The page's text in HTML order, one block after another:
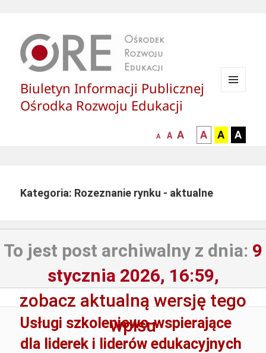
Biuletyn Informacji Publicznej
Ośrodka Rozwoju Edukacji
mniejsza
A
normalna
A
większa-
czcionka
A
kontrast
czarny
tle
A
kontrast
czarny
A
żółty
A
Kategoria: Rozeznanie rynku - aktualne
To jest post archiwalny z dnia: 9
stycznia 2026, 16:59,
zobacz aktualną wersję tego
wpisu
Usługi szkoleniowo-wspierające
dla liderek i liderów edukacyjnych